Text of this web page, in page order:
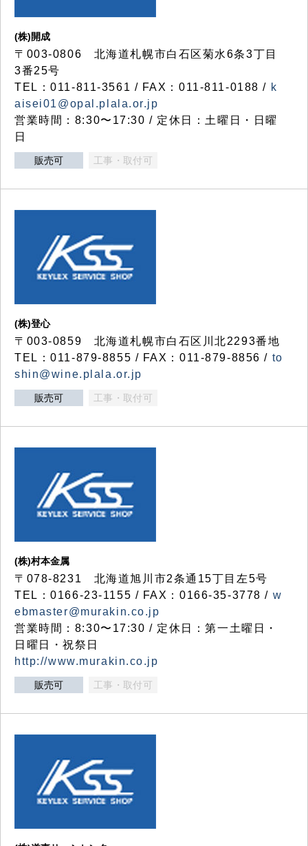
(株)開成
〒003-0806 北海道札幌市白石区菊水6条3丁目
3番25号
TEL：011-811-3561 / FAX：011-811-0188 / k
aisei01@opal.plala.or.jp
営業時間：8:30〜17:30 / 定休日：土曜日・日曜
日
販売可 工事・取付可
(株)登心
〒003-0859 北海道札幌市白石区川北2293番地
TEL：011-879-8855 / FAX：011-879-8856 / to
shin@wine.plala.or.jp
販売可 工事・取付可
(株)村本金属
〒078-8231 北海道旭川市2条通15丁目左5号
TEL：0166-23-1155 / FAX：0166-35-3778 / w
ebmaster@murakin.co.jp
営業時間：8:30〜17:30 / 定休日：第一土曜日・
日曜日・祝祭日
http://www.murakin.co.jp
販売可 工事・取付可